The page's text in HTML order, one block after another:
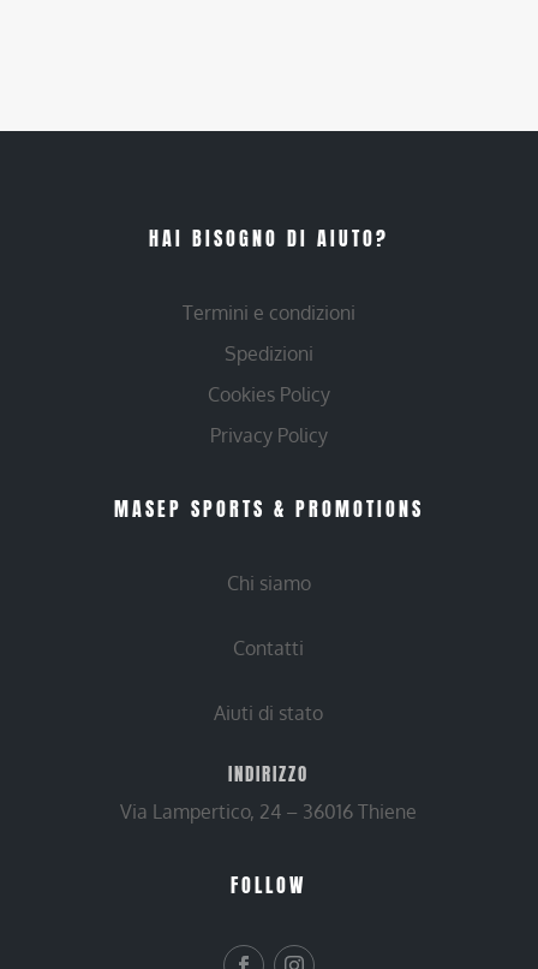
HAI BISOGNO DI AIUTO?
Termini e condizioni
Spedizioni
Cookies Policy
Privacy Policy
MASEP SPORTS & PROMOTIONS
Chi siamo
Contatti
Aiuti di stato
INDIRIZZO
Via Lampertico, 24 – 36016 Thiene
FOLLOW